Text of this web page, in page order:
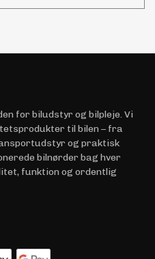
for biludstyr og bilpleje. Vi
til bilen – fra
og praktisk
bilnørder bag hver
funktion og ordentlig